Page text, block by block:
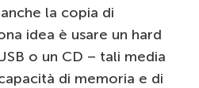
la copia di
idea è usare un hard
o un CD – tali media
di memoria e di